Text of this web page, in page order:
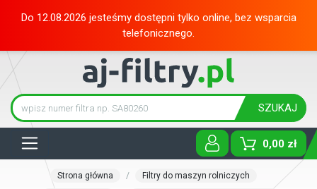
Do 12.08.2026 jesteśmy dostępni tylko online, bez wsparcia
telefonicznego.
SZUKAJ
0,00 zł
Strona główna
Filtry do maszyn rolniczych